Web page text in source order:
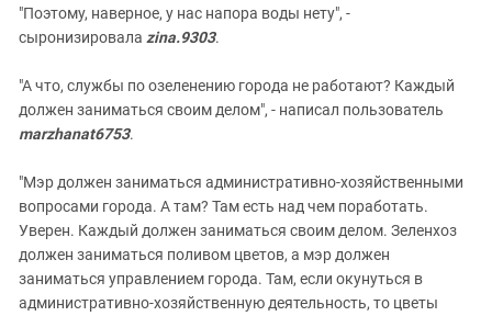
"Поэтому, наверное, у нас напора воды нету", -
сыронизировала zina.9303.
"А что, службы по озеленению города не работают? Каждый
должен заниматься своим делом", - написал пользователь
marzhanat6753.
"Мэр должен заниматься административно-хозяйственными
вопросами города. А там? Там есть над чем поработать.
Уверен. Каждый должен заниматься своим делом. Зеленхоз
должен заниматься поливом цветов, а мэр должен
заниматься управлением города. Там, если окунуться в
административно-хозяйственную деятельность, то цветы